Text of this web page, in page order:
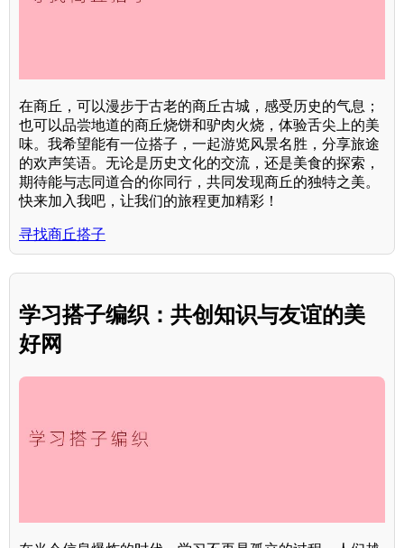
在商丘，可以漫步于古老的商丘古城，感受历史的气息；
也可以品尝地道的商丘烧饼和驴肉火烧，体验舌尖上的美
味。我希望能有一位搭子，一起游览风景名胜，分享旅途
的欢声笑语。无论是历史文化的交流，还是美食的探索，
期待能与志同道合的你同行，共同发现商丘的独特之美。
快来加入我吧，让我们的旅程更加精彩！
寻找商丘搭子
学习搭子编织：共创知识与友谊的美
好网